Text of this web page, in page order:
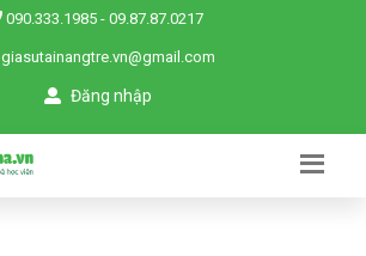
090.333.1985 - 09.87.87.0217
giasutainangtre.vn@gmail.com
Đăng nhập